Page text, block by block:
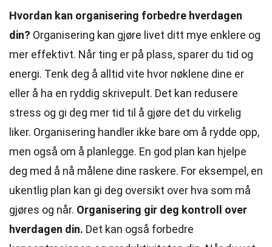
Hvordan kan organisering forbedre hverdagen
din? Organisering kan gjøre livet ditt mye enklere og
mer effektivt. Når ting er på plass, sparer du tid og
energi. Tenk deg å alltid vite hvor nøklene dine er
eller å ha en ryddig skrivepult. Det kan redusere
stress og gi deg mer tid til å gjøre det du virkelig
liker. Organisering handler ikke bare om å rydde opp,
men også om å planlegge. En god plan kan hjelpe
deg med å nå målene dine raskere. For eksempel, en
ukentlig plan kan gi deg oversikt over hva som må
gjøres og når. Organisering gir deg kontroll over
hverdagen din. Det kan også forbedre